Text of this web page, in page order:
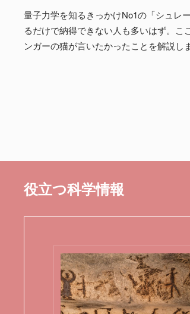
量子力学を知るきっかけNo1の「シュレ
るだけで納得できない人も多いはず。こ
ンガーの猫が言いたかったことを解説し
役立つ科学情報